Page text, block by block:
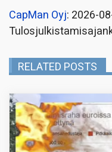
CapMan Oyj: 2026-
RELATED POSTS